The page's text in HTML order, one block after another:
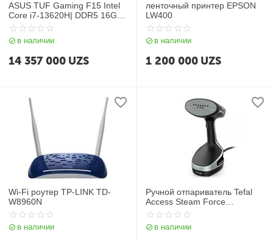
ASUS TUF Gaming F15 Intel
Core i7-13620H| DDR5 16GB|
SSD 512GB| 15.6 FHD IPS
144Hz| 6GB GeForce
RTX4050| Backlit| NoOS| RU|
в наличии
14 357 000 UZS
ленточный принтер EPSON
LW400
в наличии
1 200 000 UZS
Wi-Fi роутер TP-LINK TD-
W8960N
в наличии
Ручной отпариватель Tefal
Access Steam Force
DT8230E1
в наличии